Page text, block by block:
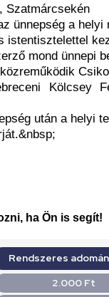
Szatmárcsekén
ünnepség a helyi
istentisztelettel
mond ünnepi
Kölcsey
után a helyi
ha Ön is segít!